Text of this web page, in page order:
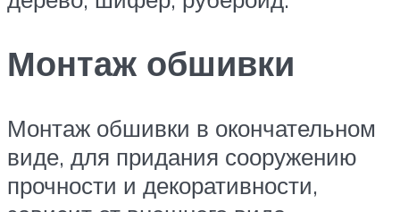
Монтаж обшивки
Монтаж обшивки в окончательном
виде, для придания сооружению
прочности и декоративности,